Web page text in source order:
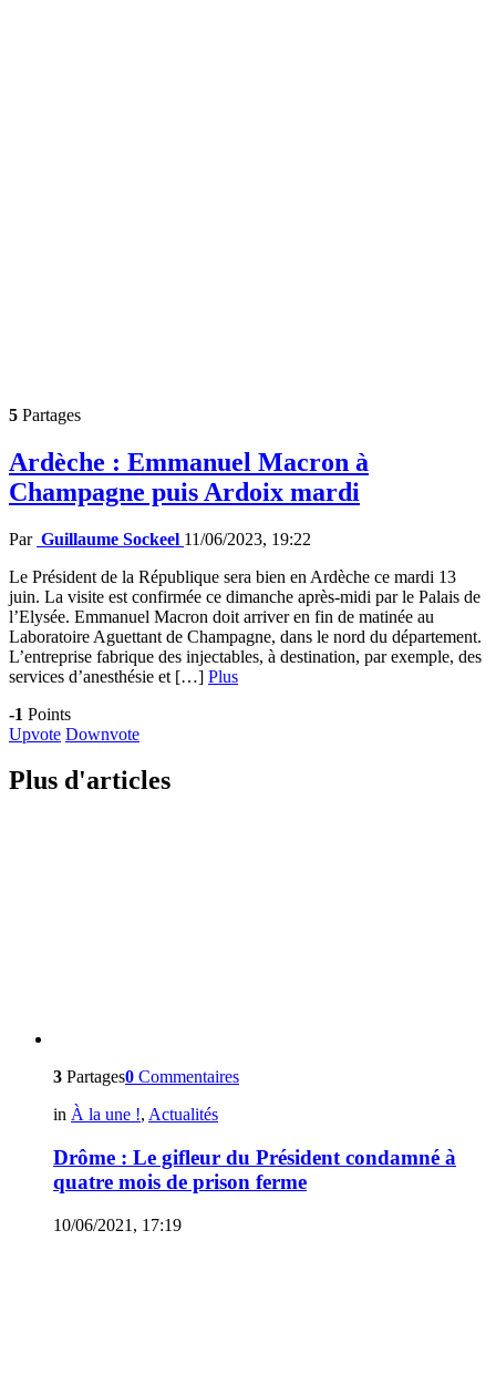
5 Partages
Ardèche : Emmanuel Macron à
Champagne puis Ardoix mardi
Par Guillaume Sockeel 11/06/2023, 19:22
Le Président de la République sera bien en Ardèche ce mardi 13
juin. La visite est confirmée ce dimanche après-midi par le Palais de
l’Elysée. Emmanuel Macron doit arriver en fin de matinée au
Laboratoire Aguettant de Champagne, dans le nord du département.
L’entreprise fabrique des injectables, à destination, par exemple, des
services d’anesthésie et […] Plus
-1 Points
Upvote Downvote
Plus d'articles
3 Partages0 Commentaires
in À la une !, Actualités
Drôme : Le gifleur du Président condamné à
quatre mois de prison ferme
10/06/2021, 17:19